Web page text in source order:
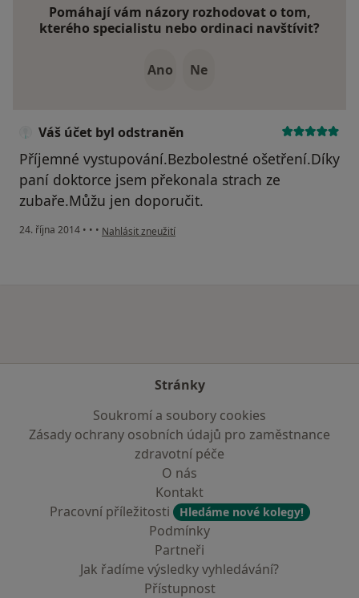
Pomáhají vám názory rozhodovat o tom,
kterého specialistu nebo ordinaci navštívit?
Ano Ne
Váš účet byl odstraněn
Příjemné vystupování.Bezbolestné ošetření.Díky
paní doktorce jsem překonala strach ze
zubaře.Můžu jen doporučit.
24. října 2014 • • • podle názoru uživatele Váš účet byl odstraněn
Nahlásit zneužití
Stránky
Soukromí a soubory cookies
Zásady ochrany osobních údajů pro zaměstnance
zdravotní péče
O nás
Kontakt
Pracovní příležitosti
Hledáme nové kolegy!
Podmínky
Partneři
Jak řadíme výsledky vyhledávání?
Přístupnost